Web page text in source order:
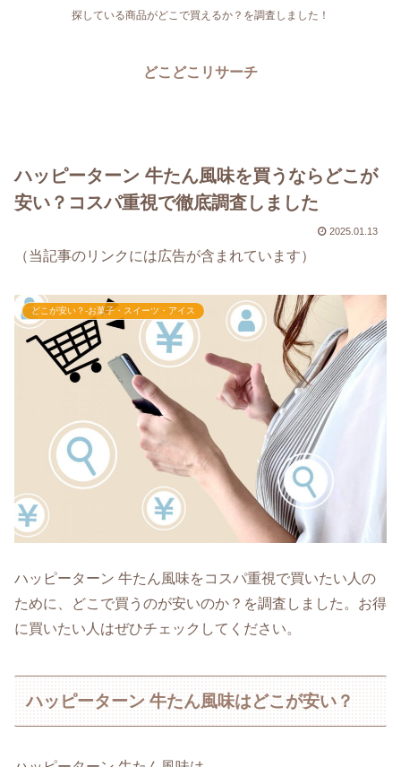
探している商品がどこで買えるか？を調査しました！
どこどこリサーチ
ハッピーターン 牛たん風味を買うならどこが
安い？コスパ重視で徹底調査しました
2025.01.13
（当記事のリンクには広告が含まれています）
どこが安い？-お菓子・スイーツ・アイス
ハッピーターン 牛たん風味をコスパ重視で買いたい人の
ために、どこで買うのが安いのか？を調査しました。お得
に買いたい人はぜひチェックしてください。
ハッピーターン 牛たん風味はどこが安い？